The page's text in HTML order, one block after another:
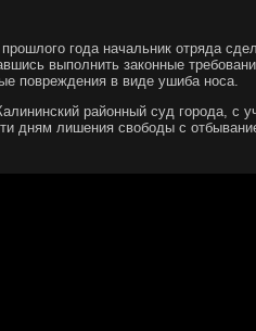
года начальник отряда
выполнить законные
повреждения в виде ушиба носа.
районный суд города, с
дням лишения свободы с